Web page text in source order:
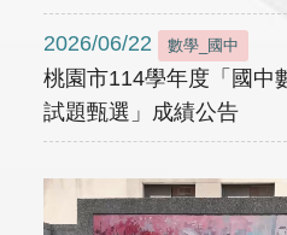
2026/06/22 數學_國中
桃園市114學年度「國中
試題甄選」成績公告